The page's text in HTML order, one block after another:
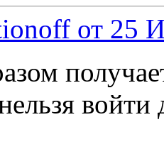
от 25